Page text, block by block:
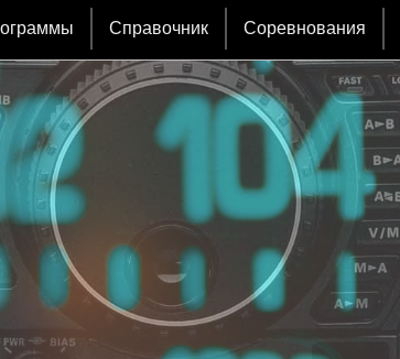
Справочник Соревнования